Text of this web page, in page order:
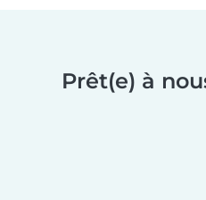
Prêt(e) à